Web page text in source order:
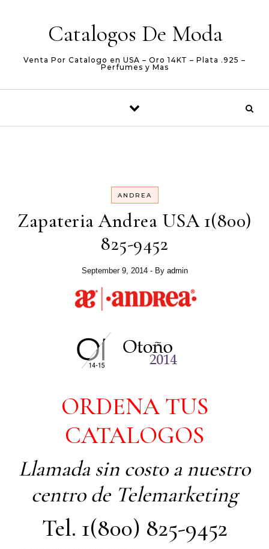
Catalogos De Moda
Venta Por Catalogo en USA – Oro 14KT – Plata .925 –
Perfumes y Mas
ANDREA
Zapateria Andrea USA 1(800)
825-9452
September 9, 2014 - By admin
ORDENA TUS
CATALOGOS
Llamada sin costo a nuestro
centro de Telemarketing
Tel. 1(800) 825-9452